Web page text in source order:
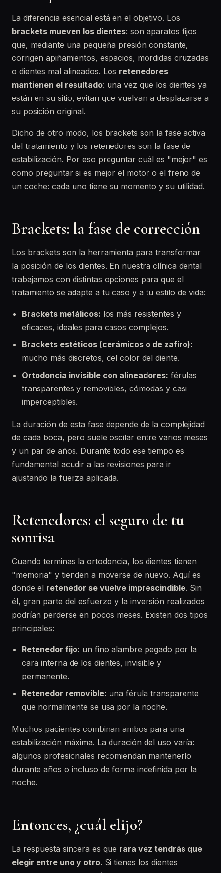
La diferencia esencial está en el objetivo. Los
brackets mueven los dientes: son aparatos fijos
que, mediante una pequeña presión constante,
corrigen apiñamientos, espacios, mordidas cruzadas
o dientes mal alineados. Los retenedores
mantienen el resultado: una vez que los dientes ya
están en su sitio, evitan que vuelvan a desplazarse a
su posición original.
Dicho de otro modo, los brackets son la fase activa
del tratamiento y los retenedores son la fase de
estabilización. Por eso preguntar cuál es "mejor" es
como preguntar si es mejor el motor o el freno de
un coche: cada uno tiene su momento y su utilidad.
Brackets: la fase de corrección
Los brackets son la herramienta para transformar
la posición de los dientes. En nuestra clínica dental
trabajamos con distintas opciones para que el
tratamiento se adapte a tu caso y a tu estilo de vida:
Brackets metálicos: los más resistentes y
eficaces, ideales para casos complejos.
Brackets estéticos (cerámicos o de zafiro):
mucho más discretos, del color del diente.
Ortodoncia invisible con alineadores: férulas
transparentes y removibles, cómodas y casi
imperceptibles.
La duración de esta fase depende de la complejidad
de cada boca, pero suele oscilar entre varios meses
y un par de años. Durante todo ese tiempo es
fundamental acudir a las revisiones para ir
ajustando la fuerza aplicada.
Retenedores: el seguro de tu
sonrisa
Cuando terminas la ortodoncia, los dientes tienen
"memoria" y tienden a moverse de nuevo. Aquí es
donde el retenedor se vuelve imprescindible. Sin
él, gran parte del esfuerzo y la inversión realizados
podrían perderse en pocos meses. Existen dos tipos
principales:
Retenedor fijo: un fino alambre pegado por la
cara interna de los dientes, invisible y
permanente.
Retenedor removible: una férula transparente
que normalmente se usa por la noche.
Muchos pacientes combinan ambos para una
estabilización máxima. La duración del uso varía:
algunos profesionales recomiendan mantenerlo
durante años o incluso de forma indefinida por la
noche.
Entonces, ¿cuál elijo?
La respuesta sincera es que rara vez tendrás que
elegir entre uno y otro. Si tienes los dientes